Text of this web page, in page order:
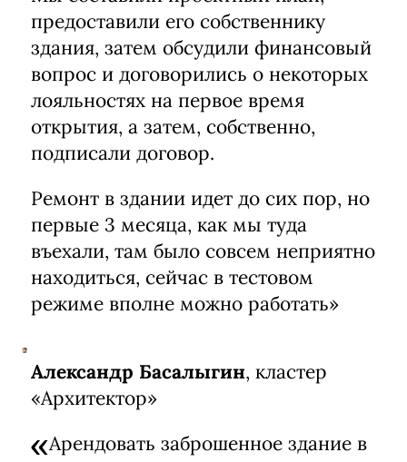
предоставили его собственнику
здания, затем обсудили финансовый
вопрос и договорились о некоторых
лояльностях на первое время
открытия, а затем, собственно,
подписали договор.
Ремонт в здании идет до сих пор, но
первые 3 месяца, как мы туда
въехали, там было совсем неприятно
находиться, сейчас в тестовом
режиме вполне можно работать»
Александр Басалыгин, кластер
«Архитектор»
Арендовать заброшенное здание в